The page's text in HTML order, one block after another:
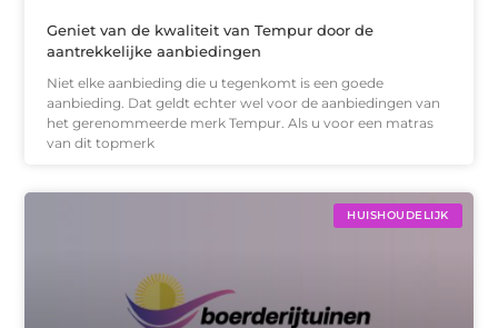
Geniet van de kwaliteit van Tempur door de
aantrekkelijke aanbiedingen
Niet elke aanbieding die u tegenkomt is een goede
aanbieding. Dat geldt echter wel voor de aanbiedingen van
het gerenommeerde merk Tempur. Als u voor een matras
van dit topmerk
HUISHOUDELIJK